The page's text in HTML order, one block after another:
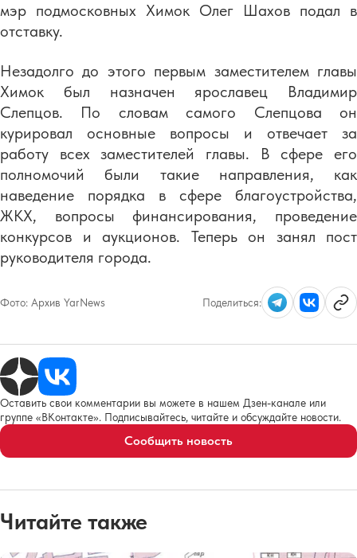
мэр подмосковных Химок Олег Шахов подал в
отставку.
Незадолго до этого первым заместителем главы
Химок был назначен ярославец Владимир
Слепцов. По словам самого Слепцова он
курировал основные вопросы и отвечает за
работу всех заместителей главы. В сфере его
полномочий были такие направления, как
наведение порядка в сфере благоустройства,
ЖКХ, вопросы финансирования, проведение
конкурсов и аукционов. Теперь он занял пост
руководителя города.
Фото: Архив YarNews Поделиться:
Оставить свои комментарии вы можете в нашем Дзен-канале или
группе «ВКонтакте». Подписывайтесь, читайте и обсуждайте новости.
Сообщить новость
Читайте также